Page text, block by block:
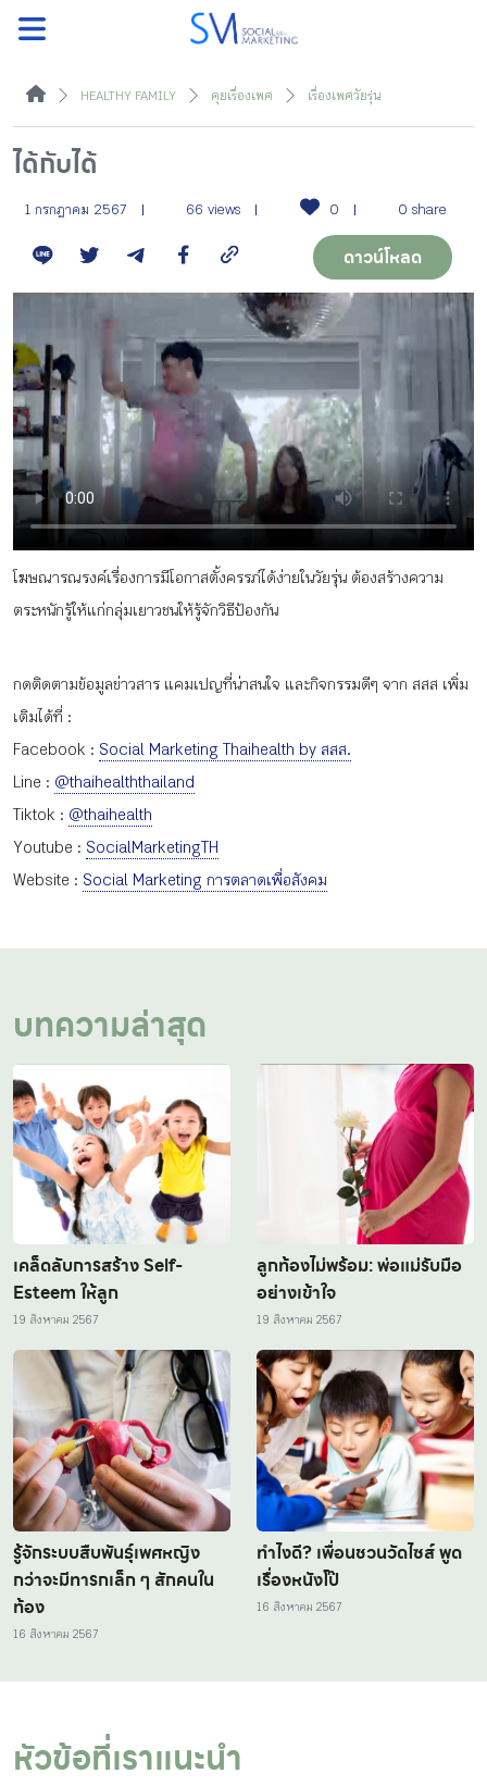
ค้นหา
หน้าแรกแคมเปญ
บทความแนะนำ
บทความแคมเปญ
สื่อของแคมเปญ
กิจกรรม
หัวข้อที่เราแนะนำ
เข้าสู่ระบบ/สมัครสมาชิก
TH EN
HEALTHY FAMILY คุยเรื่องเพศ เรื่องเพศวัยรุ่น
ได้กับได้
1 กรกฎาคม 2567 66 views 0 0 share
ดาวน์โหลด
โฆษณารณรงค์เรื่องการมีโอกาสตั้งครรภ์ได้ง่ายในวัยรุ่น ต้องสร้างความ
ตระหนักรู้ให้แก่กลุ่มเยาวชนให้รู้จักวิธีป้องกัน
กดติดตามข้อมูลข่าวสาร แคมเปญที่น่าสนใจ และกิจกรรมดีๆ จาก สสส เพิ่ม
เติมได้ที่ :
Facebook : Social Marketing Thaihealth by สสส.
Line : @thaihealththailand
Tiktok : @thaihealth
Youtube : SocialMarketingTH
Website : Social Marketing การตลาดเพื่อสังคม
บทความล่าสุด
เคล็ดลับการสร้าง Self-
Esteem ให้ลูก
19 สิงหาคม 2567
ลูกท้องไม่พร้อม: พ่อแม่รับมือ
อย่างเข้าใจ
19 สิงหาคม 2567
รู้จักระบบสืบพันธุ์เพศหญิง
กว่าจะมีทารกเล็ก ๆ สักคนใน
ท้อง
16 สิงหาคม 2567
ทำไงดี? เพื่อนชวนวัดไซส์ พูด
เรื่องหนังโป๊
16 สิงหาคม 2567
หัวข้อที่เราแนะนำ